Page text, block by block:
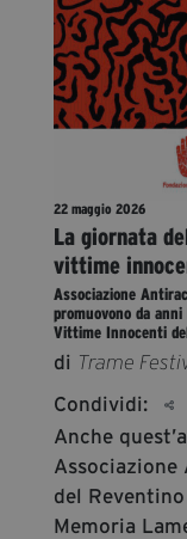
+39 346 954
22 maggio 2026
La giornata
vittime
Associazione
promuovono da
Vittime Innocenti
di Trame
Condividi:
Anche
Associazione
del
Memoria